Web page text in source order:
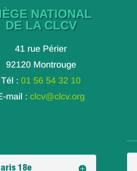
NATIONAL
DE LA CLCV
41 rue Périer
92120 Montrouge
Tél :01 56 54 32 10
mail :clcv@clcv.org
18e